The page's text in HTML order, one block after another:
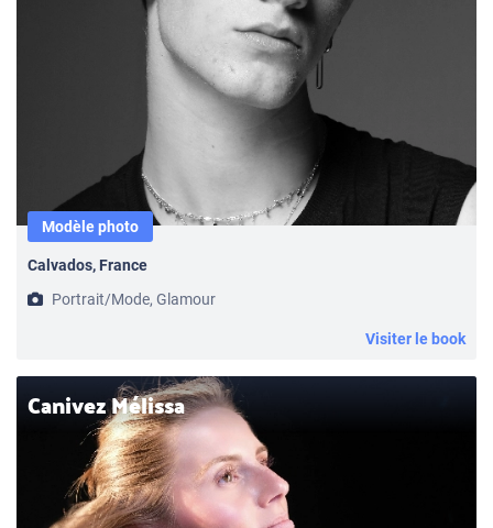
Modèle photo
Calvados, France
Portrait/Mode, Glamour
Visiter le book
Canivez Mélissa